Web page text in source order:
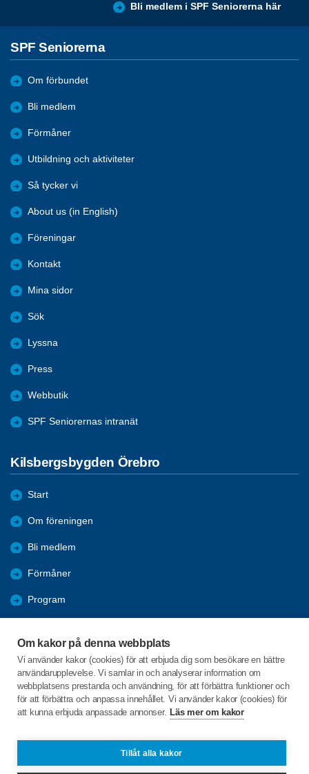
Om kakor på denna webbplats
Vi använder kakor (cookies) för att erbjuda dig som besökare en bättre
användarupplevelse. Vi samlar in och analyserar information om
webbplatsens prestanda och användning, för att förbättra funktioner och
för att förbättra och anpassa innehållet. Vi använder kakor (cookies) för
att kunna erbjuda anpassade annonser. Läs mer om kakor
Tillåt alla kakor
Bli medlem i SPF Seniorerna här
SPF Seniorerna
Om förbundet
Bli medlem
Förmåner
Utbildning och aktiviteter
Så tycker vi
About us (in English)
Föreningar
Kontakt
Mina sidor
Sök
Lyssna
Press
Webbutik
SPF Seniorernas intranät
Kilsbergsbygden Örebro
Start
Om föreningen
Bli medlem
Förmåner
Program
Folkhälsoveckan 2026
C/o:Evelyn Savert Liedström